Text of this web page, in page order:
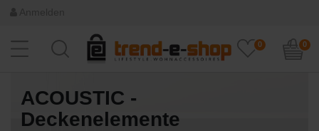
0 0
ACOUSTIC -
Deckenelemente